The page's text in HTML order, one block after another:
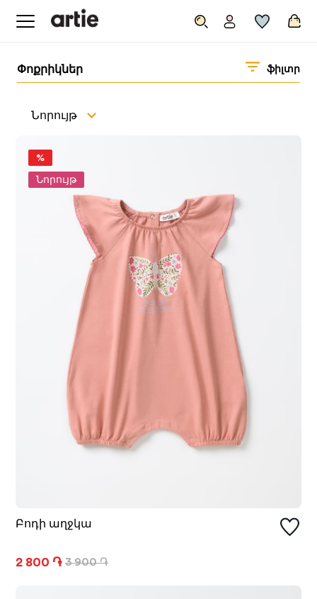
Փոքրիկներ ֆիլտր
Նորույթ
%
Նորույթ
Բոդի աղջկա
2 800 ֏ 3 900 ֏